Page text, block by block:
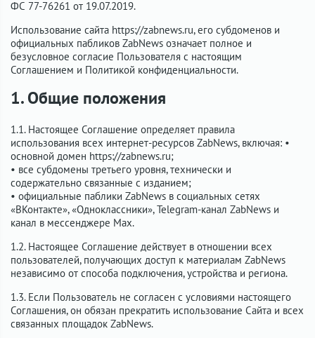
ФС 77-76261 от 19.07.2019.
Использование сайта https://zabnews.ru, его субдоменов и
официальных пабликов ZabNews означает полное и
безусловное согласие Пользователя с настоящим
Соглашением и Политикой конфиденциальности.
1. Общие положения
1.1. Настоящее Соглашение определяет правила
использования всех интернет-ресурсов ZabNews, включая: •
основной домен https://zabnews.ru;
• все субдомены третьего уровня, технически и
содержательно связанные с изданием;
• официальные паблики ZabNews в социальных сетях
«ВКонтакте», «Одноклассники», Telegram-канал ZabNews и
канал в мессенджере Max.
1.2. Настоящее Соглашение действует в отношении всех
пользователей, получающих доступ к материалам ZabNews
независимо от способа подключения, устройства и региона.
1.3. Если Пользователь не согласен с условиями настоящего
Соглашения, он обязан прекратить использование Сайта и всех
связанных площадок ZabNews.